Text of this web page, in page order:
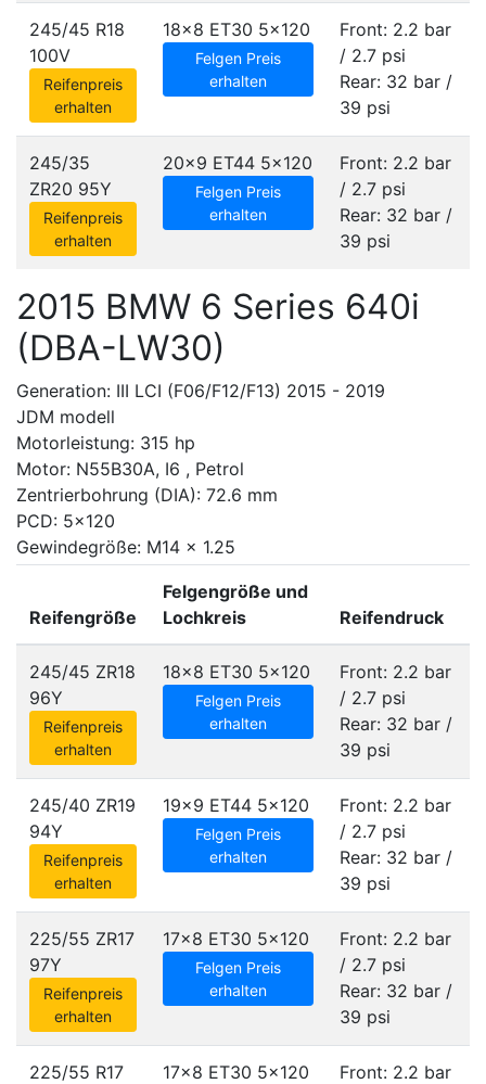
245/45 R18
100V
Reifenpreis
erhalten
18x8 ET30 5x120
Felgen Preis
erhalten
Front: 2.2 bar
/ 2.7 psi
Rear: 32 bar /
39 psi
245/35
ZR20 95Y
Reifenpreis
erhalten
20x9 ET44 5x120
Felgen Preis
erhalten
Front: 2.2 bar
/ 2.7 psi
Rear: 32 bar /
39 psi
2015 BMW 6 Series 640i
(DBA-LW30)
Generation: III LCI (F06/F12/F13) 2015 - 2019
JDM modell
Motorleistung: 315 hp
Motor: N55B30A, I6 , Petrol
Zentrierbohrung (DIA): 72.6 mm
PCD: 5x120
Gewindegröße: M14 x 1.25
Reifengröße
Felgengröße und
Lochkreis
Reifendruck
245/45 ZR18
96Y
Reifenpreis
erhalten
18x8 ET30 5x120
Felgen Preis
erhalten
Front: 2.2 bar
/ 2.7 psi
Rear: 32 bar /
39 psi
245/40 ZR19
94Y
Reifenpreis
erhalten
19x9 ET44 5x120
Felgen Preis
erhalten
Front: 2.2 bar
/ 2.7 psi
Rear: 32 bar /
39 psi
225/55 ZR17
97Y
Reifenpreis
erhalten
17x8 ET30 5x120
Felgen Preis
erhalten
Front: 2.2 bar
/ 2.7 psi
Rear: 32 bar /
39 psi
225/55 R17
17x8 ET30 5x120
Front: 2.2 bar